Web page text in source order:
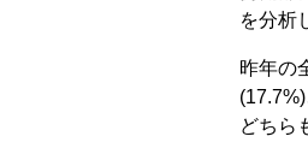
を分析
昨年の
どちら